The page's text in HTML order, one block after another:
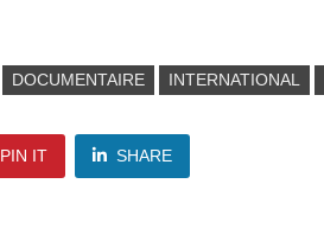
DOCUMENTAIRE INTERNATIONAL
PIN IT SHARE